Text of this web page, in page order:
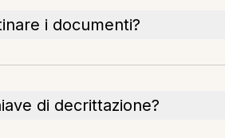
i documenti?
di decrittazione?